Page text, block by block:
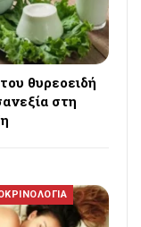
θυρεοειδή
στη